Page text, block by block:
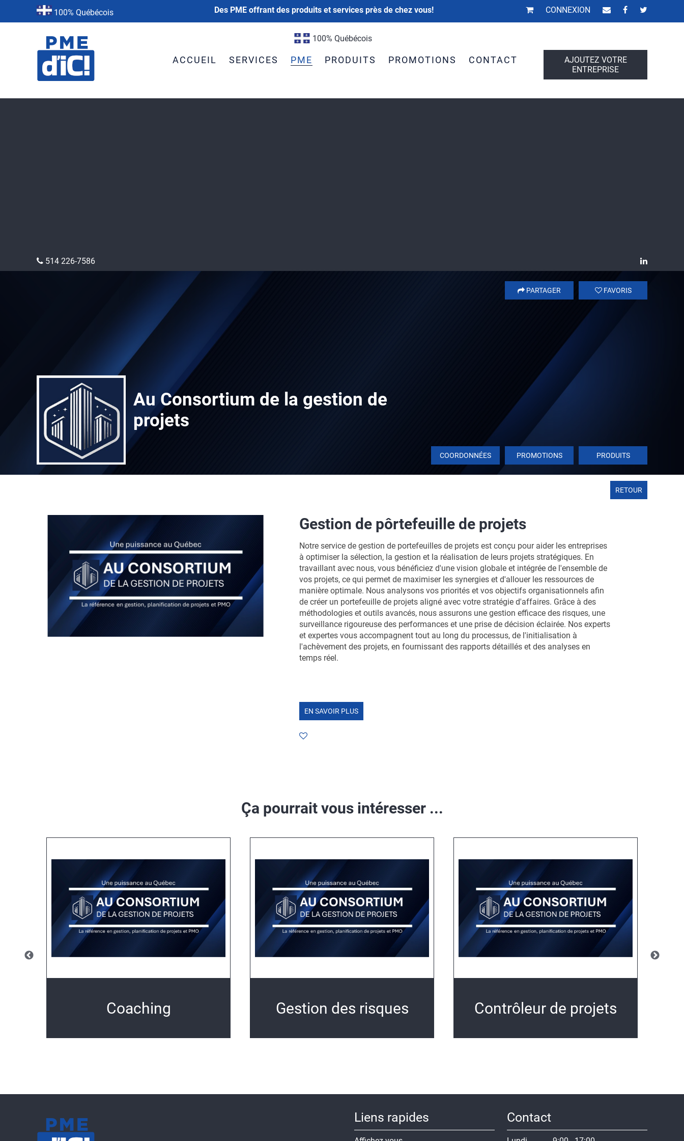
100% Québécois Des PME offrant des produits et services près de chez vous! CONNEXION
100% Québécois
AJOUTEZ VOTRE
ENTREPRISE
ACCUEIL SERVICES PME PRODUITS PROMOTIONS CONTACT
514 226-7586
Au Consortium de la gestion de
projets
FAVORIS
PARTAGER
PRODUITS
PROMOTIONS
COORDONNÉES
RETOUR
Gestion de pôrtefeuille de projets
Notre service de gestion de portefeuilles de projets est conçu pour aider les entreprises
à optimiser la sélection, la gestion et la réalisation de leurs projets stratégiques. En
travaillant avec nous, vous bénéficiez d'une vision globale et intégrée de l'ensemble de
vos projets, ce qui permet de maximiser les synergies et d'allouer les ressources de
manière optimale. Nous analysons vos priorités et vos objectifs organisationnels afin
de créer un portefeuille de projets aligné avec votre stratégie d'affaires. Grâce à des
méthodologies et outils avancés, nous assurons une gestion efficace des risques, une
surveillance rigoureuse des performances et une prise de décision éclairée. Nos experts
et expertes vous accompagnent tout au long du processus, de l'initialisation à
l'achèvement des projets, en fournissant des rapports détaillés et des analyses en
temps réel.
EN SAVOIR PLUS
Ça pourrait vous intéresser ...
Coaching Gestion des risques Contrôleur de projets
Liens rapides Contact